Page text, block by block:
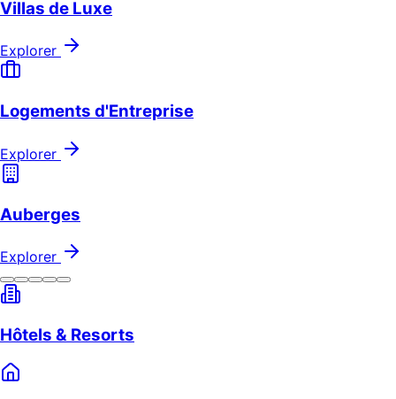
Villas de Luxe
Explorer
Logements d'Entreprise
Explorer
Auberges
Explorer
Hôtels & Resorts